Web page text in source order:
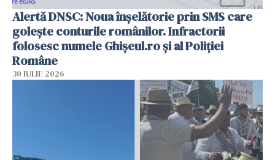
Alertă DNSC: Noua înșelătorie prin SMS care
golește conturile românilor. Infractorii
folosesc numele Ghișeul.ro și al Poliției
Române
30 IULIE 2026